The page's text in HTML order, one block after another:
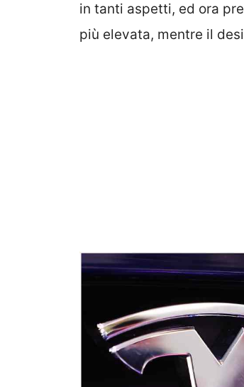
in tanti aspetti, ed ora
più elevata, mentre il